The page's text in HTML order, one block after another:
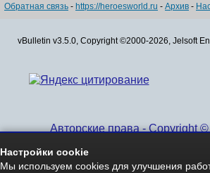
Обратная связь - https://heroesworld.ru - Архив -
vBulletin v3.5.0, Copyright ©2000-2026, Jelsoft
Авторские права - Copyright
Настройки cookie
Мы используем cookies для улучшения